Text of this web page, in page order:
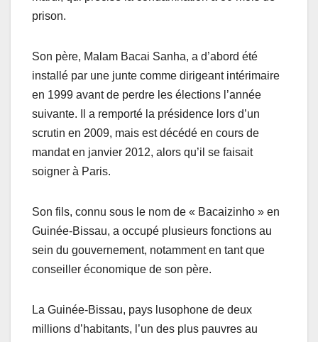
prison.
Son père, Malam Bacai Sanha, a d’abord été
installé par une junte comme dirigeant intérimaire
en 1999 avant de perdre les élections l’année
suivante. Il a remporté la présidence lors d’un
scrutin en 2009, mais est décédé en cours de
mandat en janvier 2012, alors qu’il se faisait
soigner à Paris.
Son fils, connu sous le nom de « Bacaizinho » en
Guinée-Bissau, a occupé plusieurs fonctions au
sein du gouvernement, notamment en tant que
conseiller économique de son père.
La Guinée-Bissau, pays lusophone de deux
millions d’habitants, l’un des plus pauvres au